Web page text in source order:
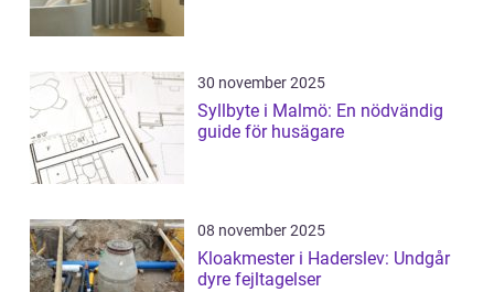
30 november 2025
Syllbyte i Malmö: En nödvändig
guide för husägare
08 november 2025
Kloakmester i Haderslev: Undgår
dyre fejltagelser